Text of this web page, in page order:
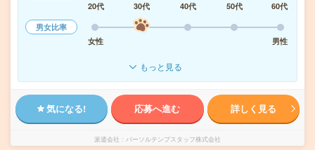
20代
30代 40代 50代
60代
男女比率
女性
男性
もっと見る
気になる! 応募へ進む 詳しく見る
派遣会社 パーソルテンプスタッフ株式会社